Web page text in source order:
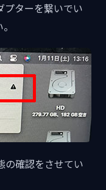
プターを繋いでい
の確認をさせてい